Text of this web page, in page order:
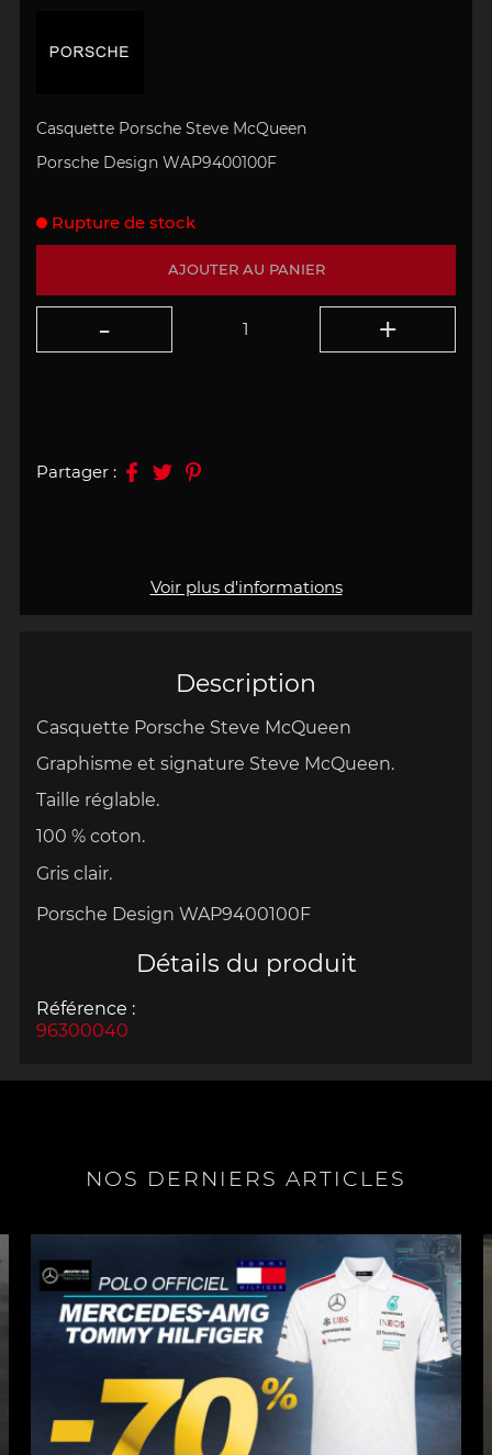
Description
Casquette Porsche Steve McQueen
Graphisme et signature Steve McQueen.
Taille réglable.
100 % coton.
Gris clair.
Porsche Design WAP9400100F
Détails du produit
Référence :
96300040
Casquette Porsche Steve McQueen
Porsche Design WAP9400100F
Voir plus d'informations
AJOUTER AU PANIER
Rupture de stock
Partager :
NOS DERNIERS ARTICLES